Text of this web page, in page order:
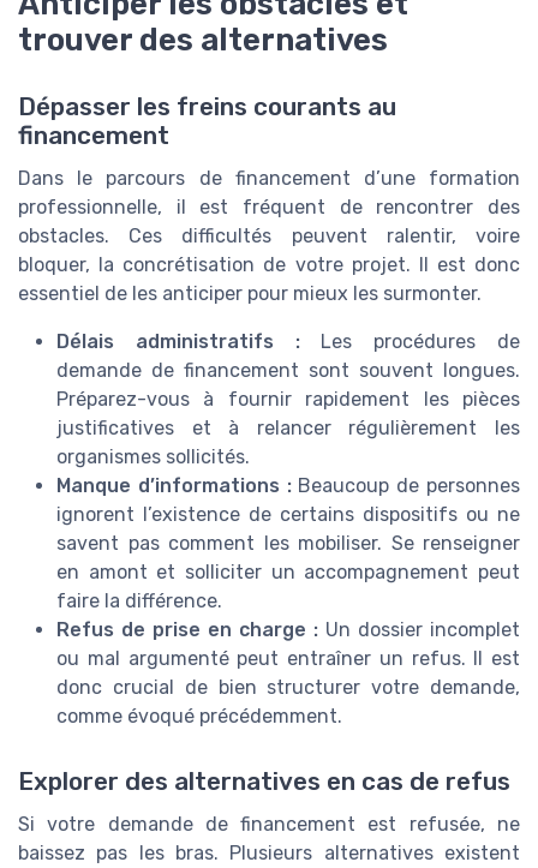
trouver des alternatives
Dépasser les freins courants au
financement
Dans le parcours de financement d’une formation
professionnelle, il est fréquent de rencontrer des
obstacles. Ces difficultés peuvent ralentir, voire
bloquer, la concrétisation de votre projet. Il est donc
essentiel de les anticiper pour mieux les surmonter.
Délais administratifs :Les procédures de
demande de financement sont souvent longues.
Préparez-vous à fournir rapidement les pièces
justificatives et à relancer régulièrement les
organismes sollicités.
Manque d’informations :Beaucoup de personnes
ignorent l’existence de certains dispositifs ou ne
savent pas comment les mobiliser. Se renseigner
en amont et solliciter un accompagnement peut
faire la différence.
Refus de prise en charge : Un dossier incomplet
ou mal argumenté peut entraîner un refus. Il est
donc crucial de bien structurer votre demande,
comme évoqué précédemment.
Explorer des alternatives en cas de refus
Si votre demande de financement est refusée, ne
baissez pas les bras. Plusieurs alternatives existent